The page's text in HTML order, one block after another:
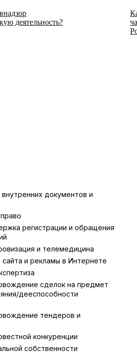
деятельность?
документов и
регистрации и обращения
и телемедицина
и рекламы в Интернете
сделок на предмет
дееспособности
тендеров и
конкуренции
собственности